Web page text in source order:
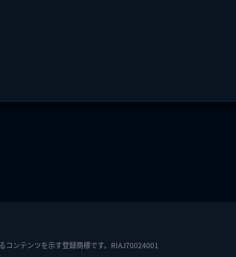
コンテンツを示す登録商標です。RIAJ70024001